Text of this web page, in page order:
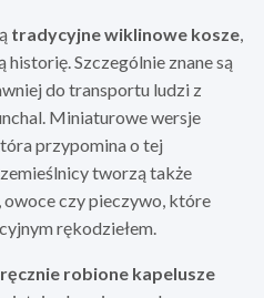
tradycyjne wiklinowe kosze
historię. Szczególnie znane są
do transportu ludzi z
Miniaturowe wersje
przypomina o tej
tworzą także
owoce czy pieczywo, które
rękodziełem.
ręcznie robione kapelusze